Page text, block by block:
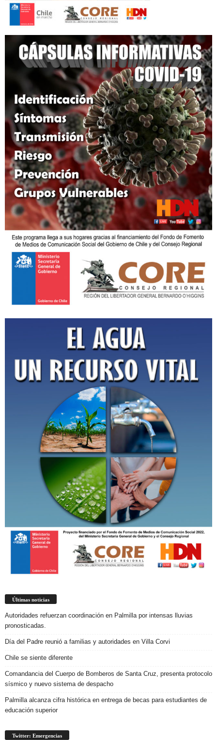
Últimas noticias
Autoridades refuerzan coordinación en Palmilla por intensas lluvias
pronosticadas.
Día del Padre reunió a familias y autoridades en Villa Corvi
Chile se siente diferente
Comandancia del Cuerpo de Bomberos de Santa Cruz, presenta protocolo
sísmico y nuevo sistema de despacho
Palmilla alcanza cifra histórica en entrega de becas para estudiantes de
educación superior
Twitter: Emergencias